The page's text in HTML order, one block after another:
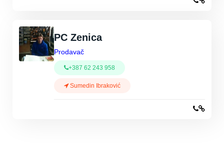
PC Zenica
Prodavač
+387 62 243 958
Sumedin Ibraković